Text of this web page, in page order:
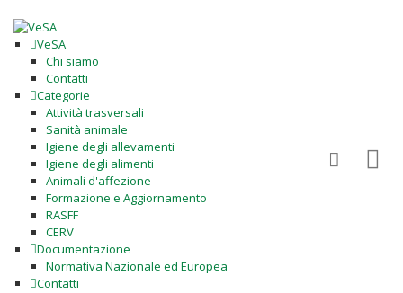
VeSA
Chi siamo
Contatti
Categorie
Attività trasversali
Sanità animale
Igiene degli allevamenti
Igiene degli alimenti
Animali d'affezione
Formazione e Aggiornamento
RASFF
CERV
Documentazione
Normativa Nazionale ed Europea
Contatti